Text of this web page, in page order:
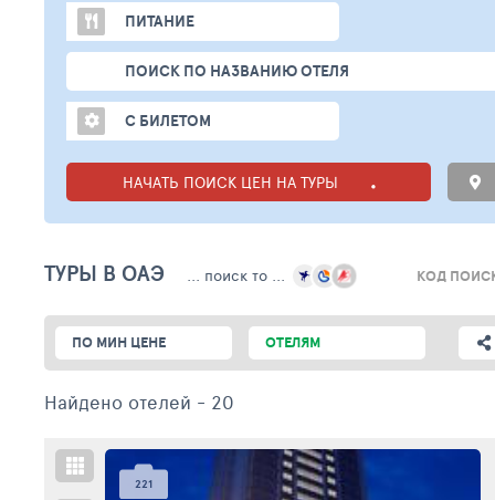
ПИТАНИЕ
ПОИСК ПО НАЗВАНИЮ ОТЕЛЯ
С БИЛЕТОМ
НАЧАТЬ ПОИСК ЦЕН НА ТУРЫ
ТУРЫ В ОАЭ ... поиск то ... КОД
ПО МИН ЦЕНЕ ОТЕЛЯМ
Найдено отелей - 20
221